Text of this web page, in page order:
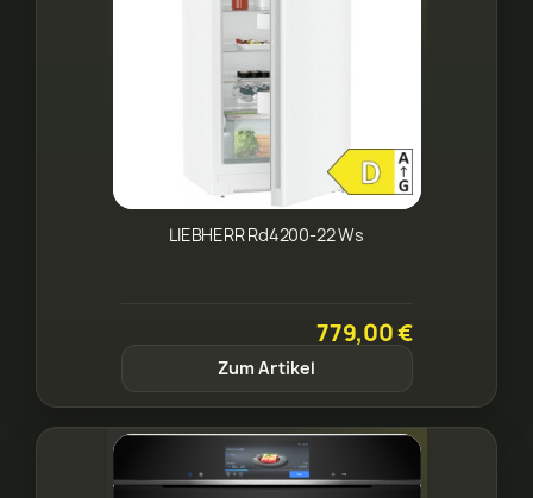
LIEBHERR Rd4200-22 Ws
779,00 €
Zum Artikel